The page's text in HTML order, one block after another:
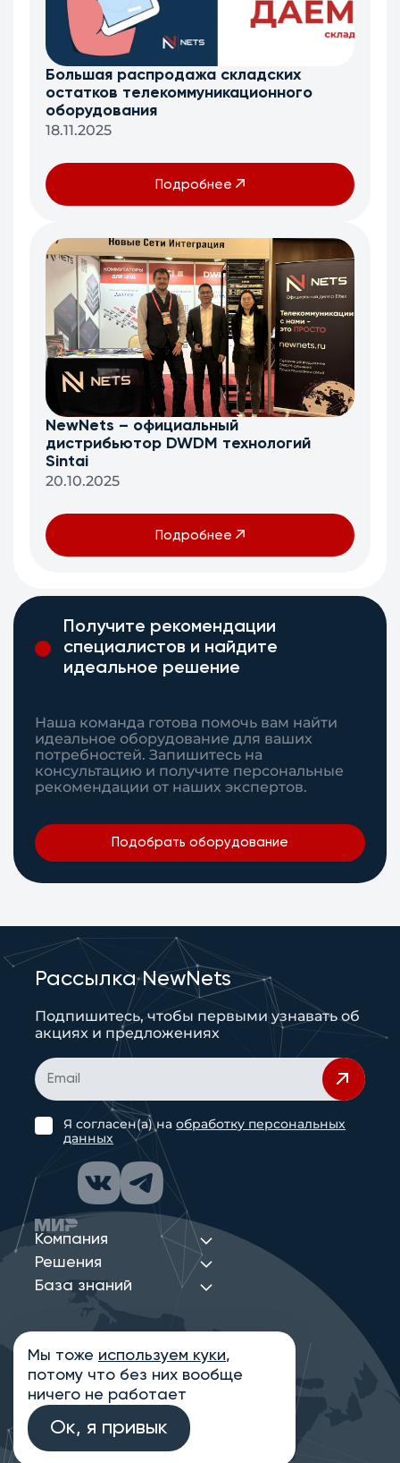
Большая распродажа складских
остатков телекоммуникационного
оборудования
18.11.2025
Подробнее
NewNets – официальный
дистрибьютор DWDM технологий
Sintai
20.10.2025
Подробнее
Получите рекомендации
специалистов и найдите
идеальное решение
Наша команда готова помочь вам найти
идеальное оборудование для ваших
потребностей. Запишитесь на
консультацию и получите персональные
рекомендации от наших экспертов.
Подобрать оборудование
Компания
Решения
База знаний
Рассылка NewNets
Подпишитесь, чтобы первыми узнавать об
акциях и предложениях
Я согласен(а) наобработку персональных
данных
Политика конфиденциальности
Информация на сайте носит ознакомительный
характер и не является публичной офертой,
определяемой положениями статьи 437
Гражданского кодекса РФ
© 2013-2026 Новые Сети Интеграция
Мы тоже используем куки,
потому что без них вообще
ничего не работает
Ок, я привык